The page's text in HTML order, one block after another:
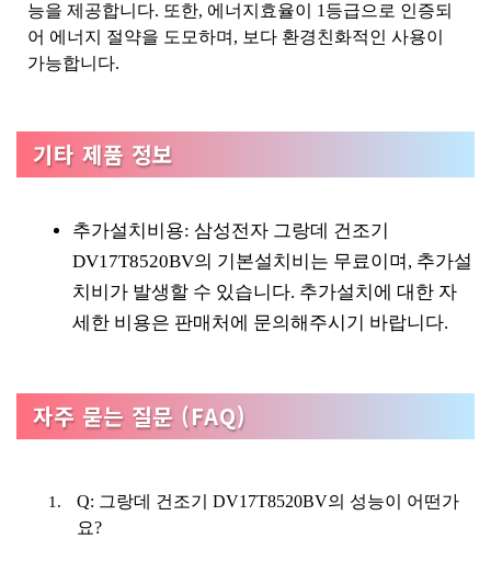
능을 제공합니다. 또한, 에너지효율이 1등급으로 인증되
어 에너지 절약을 도모하며, 보다 환경친화적인 사용이
가능합니다.
기타 제품 정보
추가설치비용: 삼성전자 그랑데 건조기
DV17T8520BV의 기본설치비는 무료이며, 추가설
치비가 발생할 수 있습니다. 추가설치에 대한 자
세한 비용은 판매처에 문의해주시기 바랍니다.
자주 묻는 질문 (FAQ)
Q: 그랑데 건조기 DV17T8520BV의 성능이 어떤가
요?